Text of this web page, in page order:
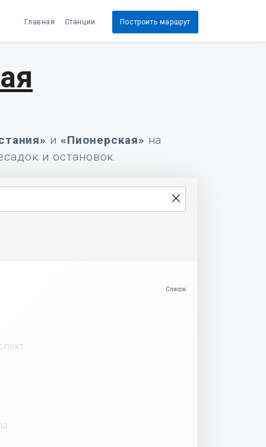
Главная Станции Построить маршрут
и«Пионерская» на
и остановок.